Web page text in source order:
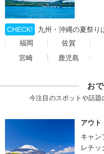
CHECK!
九州・沖縄の夏祭り
福岡
佐賀
宮崎
鹿児島
お
今注目のスポットや話
アウト
キャン
レチッ